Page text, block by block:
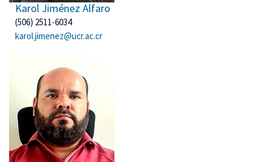
Karol Jiménez Alfaro
(506) 2511-6034
karol.jimenez@ucr.ac.cr